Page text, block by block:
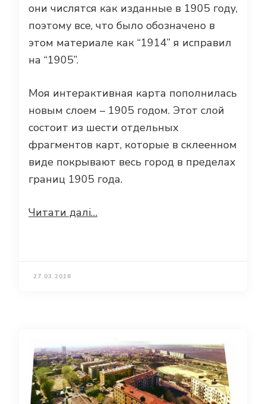
они числятся как изданные в 1905 году,
поэтому все, что было обозначено в
этом материале как “1914” я исправил
на “1905”.
Моя интерактивная карта пополнилась
новым слоем – 1905 годом. Этот слой
состоит из шести отдельных
фрагментов карт, которые в склеенном
виде покрывают весь город в пределах
границ 1905 года.
Читати далі…
27.03.2018